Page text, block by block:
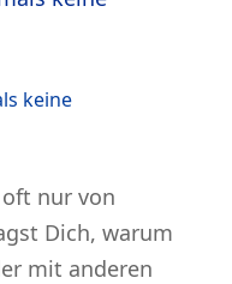
keine
nur von
Dich, warum
mit anderen